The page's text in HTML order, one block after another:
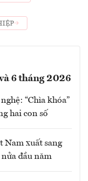
6 tháng 2026
“Chìa khóa”
hai con số
Nam xuất sang
đầu năm